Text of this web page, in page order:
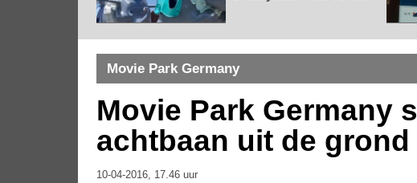
Movie Park Germany
Movie Park Germany
achtbaan uit de grond
10-04-2016, 17.46 uur